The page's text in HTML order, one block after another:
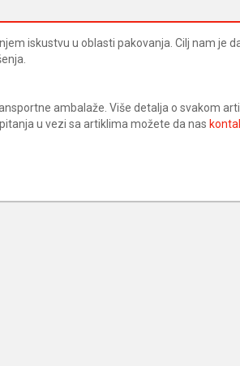
iskustvu u oblasti pakovanja. Cilj nam je
ambalaže. Više detalja o svakom
u vezi sa artiklima možete da nas